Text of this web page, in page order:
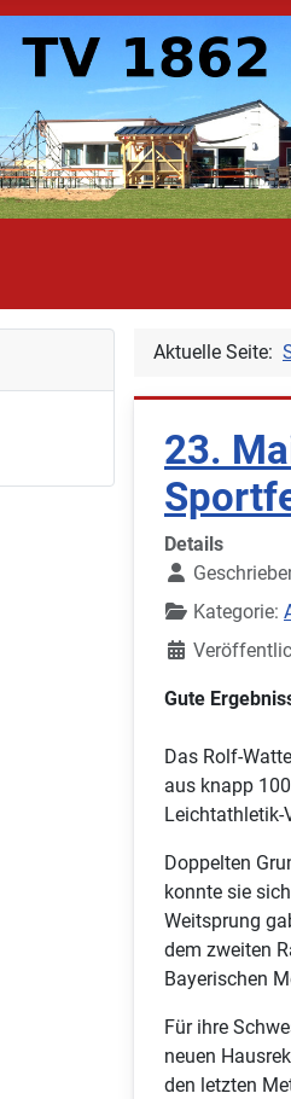
Aktuelle Seite:
23.
Details
Kategorie:
Gute
Das Rolf-
aus knapp
Leichtathletik-
Doppelten
konnte sie
Weitsprung
dem zweiten
Bayerischen
Für ihre
neuen
den letzten